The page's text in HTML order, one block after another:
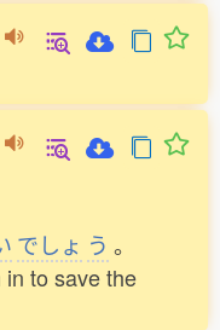
でしょ う 。
to save the